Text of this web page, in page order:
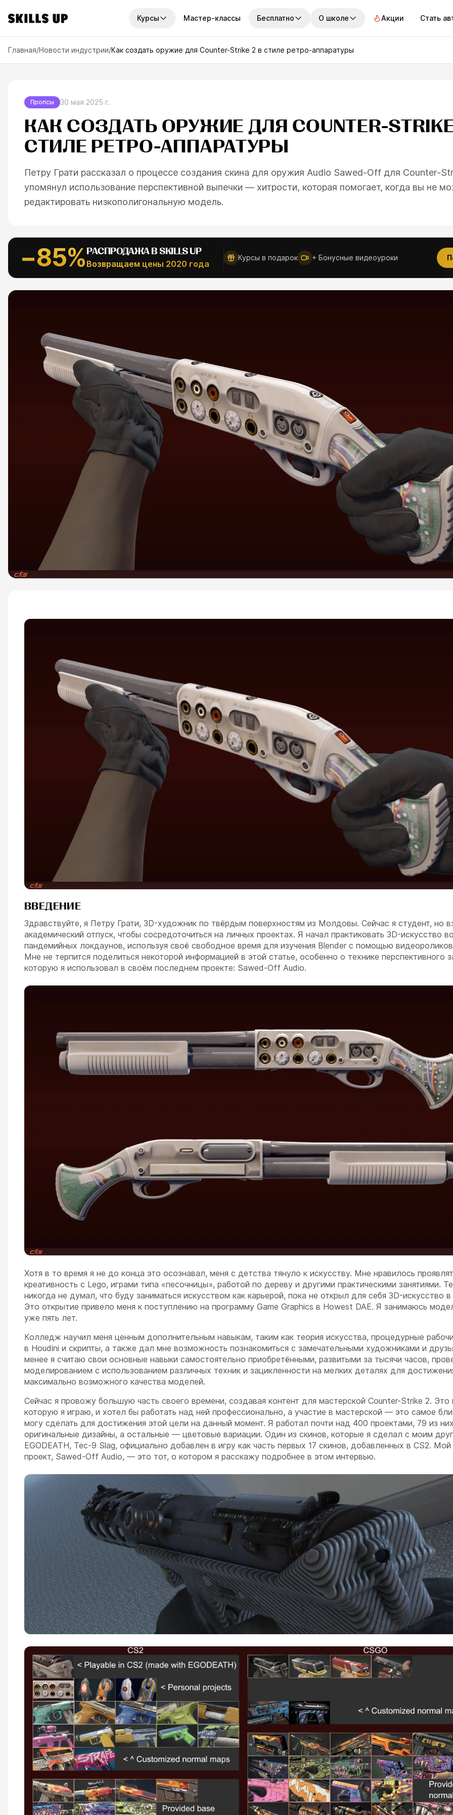
Курсы
КУРСЫ
курсы Наборы курсов
14 курсов
Годовой доступ
6 курсов
живопись Мини-курсы
все курсы
Ответьте на 7 вопросов и
узнайте, какое направление в
искусстве подходит именно
Новое
Мастер-классы Бесплатно
Стримы Бесплатные уроки
О школе
История школы
Акции Стать
ESC
Главная/Новости индустрии/Как создать оружие для Counter-Strike 2 в стиле ретро-аппаратуры
Пропсы 30 мая 2025 г.
КАК СОЗДАТЬ ОРУЖИЕ ДЛЯ COUNTER-
СТИЛЕ РЕТРО-АППАРАТУРЫ
Петру Грати рассказал о процессе создания скина для оружия Audio Sawed-Off для Counter-
упомянул использование перспективной выпечки — хитрости, которая помогает, когда вы не
редактировать низкополигональную модель.
−85% РАСПРОДАЖА В SKILLS UP
Возвращаем цены 2020 года
Курсы в подарок + Бонусные видеоуроки
ВВЕДЕНИЕ
Здравствуйте, я Петру Грати, 3D-художник по твёрдым поверхностям из Молдовы. Сейчас я студент, но
академический отпуск, чтобы сосредоточиться на личных проектах. Я начал практиковать 3D-искусство
пандемийных локдаунов, используя своё свободное время для изучения Blender с помощью видеороликов
Мне не терпится поделиться некоторой информацией в этой статье, особенно о технике перспективного
которую я использовал в своём последнем проекте: Sawed-Off Audio.
Хотя в то время я не до конца это осознавал, меня с детства тянуло к искусству. Мне нравилось
креативность с Lego, играми типа «песочницы», работой по дереву и другими практическими занятиями.
никогда не думал, что буду заниматься искусством как карьерой, пока не открыл для себя 3D-искусство
Это открытие привело меня к поступлению на программу Game Graphics в Howest DAE. Я занимаюсь
уже пять лет.
Колледж научил меня ценным дополнительным навыкам, таким как теория искусства, процедурные
в Houdini и скрипты, а также дал мне возможность познакомиться с замечательными художниками и
менее я считаю свои основные навыки самостоятельно приобретёнными, развитыми за тысячи часов,
моделированием с использованием различных техник и зацикленности на мелких деталях для
максимально возможного качества моделей.
Сейчас я провожу большую часть своего времени, создавая контент для мастерской Counter-Strike 2. Это
которую я играю, и хотел бы работать над ней профессионально, а участие в мастерской — это самое
могу сделать для достижения этой цели на данный момент. Я работал почти над 400 проектами, 79 из
оригинальные дизайны, а остальные — цветовые вариации. Один из скинов, которые я сделал с моим
EGODEATH, Tec-9 Slag, официально добавлен в игру как часть первых 17 скинов, добавленных в CS2.
проект, Sawed-Off Audio, — это тот, о котором я расскажу подробнее в этом интервью.